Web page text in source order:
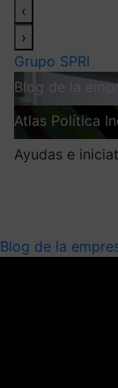
‹
›
Grupo SPRI
Blog de la
Atlas Política
Ayudas e
Blog de la